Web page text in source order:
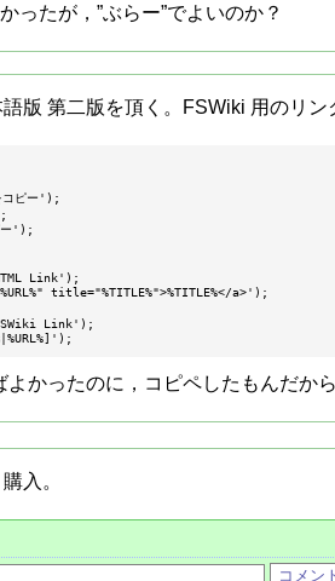
ったが，”ぶらー”でよいのか？
版 第二版を頂く。FSWiki 用のリ
ピー');
ー');
Link');
title="%TITLE%">%TITLE%</a>');
Link');
かったのに，コピペしたもんだ
入。